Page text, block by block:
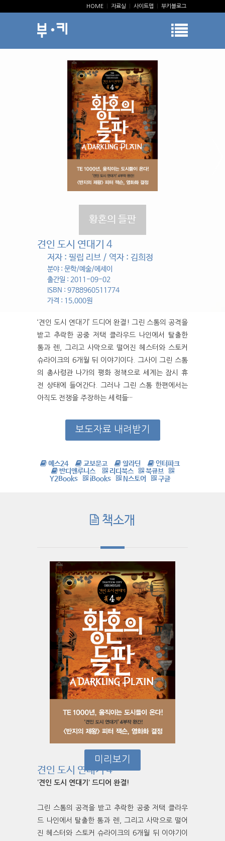
HOME 자료실 사이트맵 부키블로그
황혼의 들판
견인 도시 연대기 4
저자 : 필립 리브 / 역자 : 김희정
분야 : 문학/예술/에세이
출간일 : 2011-09-02
ISBN : 9788960511774
가격 : 15,000원
‘견인 도시 연대기’ 드디어 완결! 그린 스톰의 공격을
받고 추락한 공중 저택 클라우드 나인에서 탈출한
톰과 렌, 그리고 사막으로 떨어진 헤스터와 스토커
슈라이크의 6개월 뒤 이야기이다. 그사이 그린 스톰
의 총사령관 나가의 평화 정책으로 세계는 잠시 휴
전 상태에 들어간다. 그러나 그린 스톰 한편에서는
아직도 전쟁을 주장하는 세력들···
보도자료 내려받기
예스24 교보문고 알라딘
인터파크
반디앤루니스
리디북스
북큐브
Y2Books
iBooks N스토어 구글
책소개
미리보기
견인 도시 연대기 4
‘견인 도시 연대기’ 드디어 완결!
그린 스톰의 공격을 받고 추락한 공중 저택 클라우
드 나인에서 탈출한 톰과 렌, 그리고 사막으로 떨어
진 헤스터와 스토커 슈라이크의 6개월 뒤 이야기이